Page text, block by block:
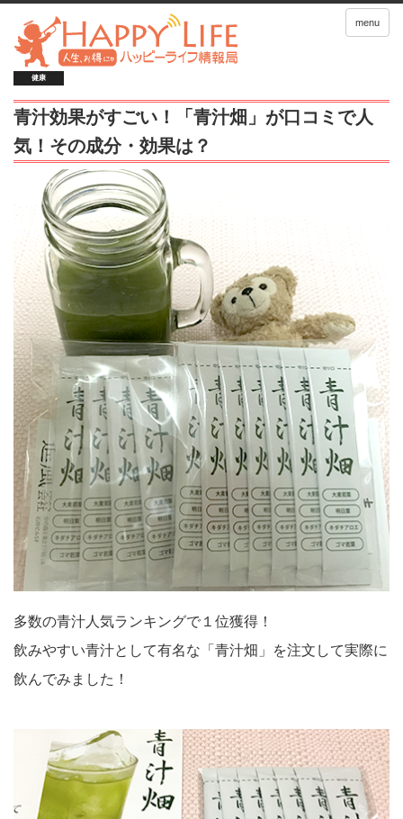
menu
健康
青汁効果がすごい！「青汁畑」が口コミで人
気！その成分・効果は？
多数の青汁人気ランキングで１位獲得！
飲みやすい青汁として有名な「青汁畑」を注文して実際に
飲んでみました！